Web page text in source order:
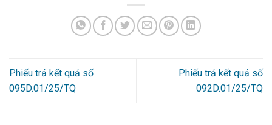
Phiếu trả kết quả số
095D.01/25/TQ
Phiếu trả kết quả số
092D.01/25/TQ